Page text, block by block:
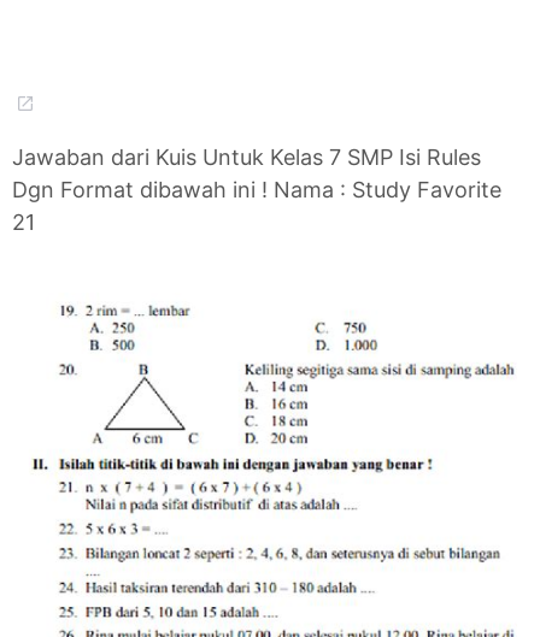
Jawaban dari Kuis Untuk Kelas 7 SMP Isi Rules
Dgn Format dibawah ini ! Nama : Study Favorite
21